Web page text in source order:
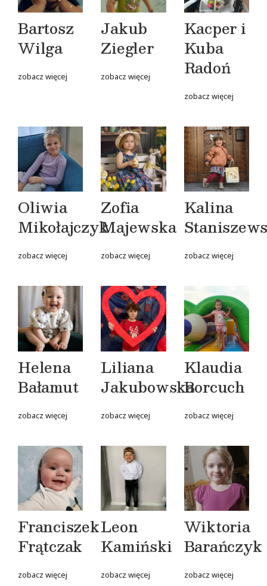
Bartosz
Wilga
zobacz więcej
Jakub
Ziegler
zobacz więcej
Kacper i
Kuba
Radoń
zobacz więcej
Oliwia
Mikołajczyk
zobacz więcej
Zofia
Majewska
zobacz więcej
Kalina
zobacz więcej
Helena
Bałamut
zobacz więcej
Liliana
Jakubowska
zobacz więcej
Klaudia
Borcuch
zobacz więcej
Franciszek
Frątczak
zobacz więcej
Leon
Kamiński
zobacz więcej
Wiktoria
Barańczyk
zobacz więcej